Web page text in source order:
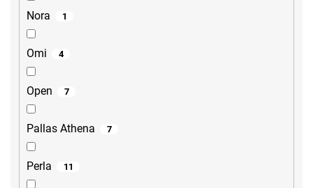
Nora 1
Omi 4
Open 7
Pallas Athena 7
Perla 11